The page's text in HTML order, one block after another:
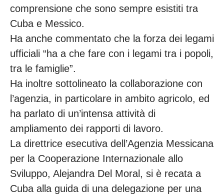
comprensione che sono sempre esistiti tra
Cuba e Messico.
Ha anche commentato che la forza dei legami
ufficiali “ha a che fare con i legami tra i popoli,
tra le famiglie”.
Ha inoltre sottolineato la collaborazione con
l’agenzia, in particolare in ambito agricolo, ed
ha parlato di un’intensa attività di
ampliamento dei rapporti di lavoro.
La direttrice esecutiva dell’Agenzia Messicana
per la Cooperazione Internazionale allo
Sviluppo, Alejandra Del Moral, si è recata a
Cuba alla guida di una delegazione per una